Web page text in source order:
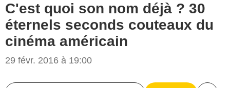
C'est quoi son nom déjà ? 30
éternels seconds couteaux du
cinéma américain
29 févr. 2016 à 19:00